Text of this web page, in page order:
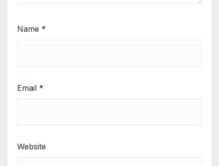
Name *
Email *
Website